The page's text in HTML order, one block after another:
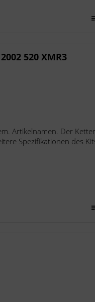
520 XMR3
Artikelnamen. Der
Spezifikationen des